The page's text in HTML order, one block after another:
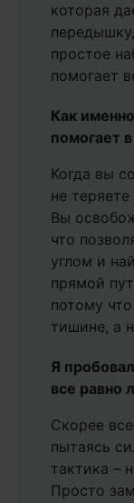
которая
простое
помогает
Как
помогает
Когда вы
не
Вы
что
углом и
прямой
потому
тишине, а
Я
все равно
Скорее
пытаясь
тактика –
Просто